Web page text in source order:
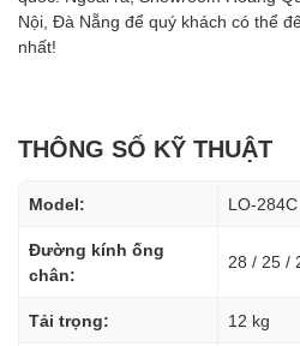
Nội, Đà Nẵng để quý khách có thể
nhất!
THÔNG SỐ KỸ THUẬT
Model: LO-284C
Đường kính ống
chân:
28 / 25 /
Tải trọng: 12 kg